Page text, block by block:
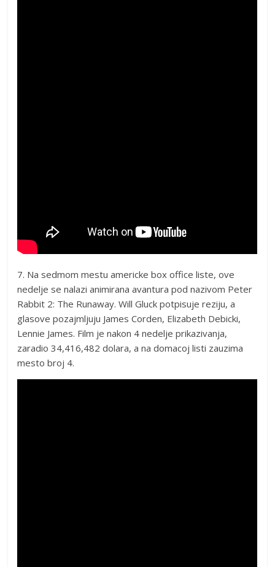
7. Na sedmom mestu americke box office liste, ove
nedelje se nalazi animirana avantura pod nazivom Peter
Rabbit 2: The Runaway. Will Gluck potpisuje reziju, a
glasove pozajmljuju James Corden, Elizabeth Debicki,
Lennie James. Film je nakon 4 nedelje prikazivanja,
zaradio 34,416,482 dolara, a na domacoj listi zauzima
mesto broj 4.